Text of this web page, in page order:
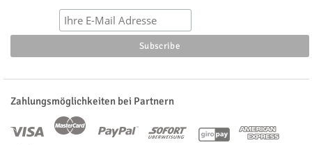
Zahlungsmöglichkeiten bei Partnern